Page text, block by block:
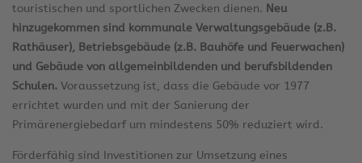
touristischen und sportlichen Zwecken dienen. Neu
hinzugekommen sind kommunale Verwaltungsgebäude (z.B.
Rathäuser), Betriebsgebäude (z.B. Bauhöfe und Feuerwachen)
und Gebäude von allgemeinbildenden und berufsbildenden
Schulen. Voraussetzung ist, dass die Gebäude vor 1977
errichtet wurden und mit der Sanierung der
Primärenergiebedarf um mindestens 50% reduziert wird.
Förderfähig sind Investitionen zur Umsetzung eines